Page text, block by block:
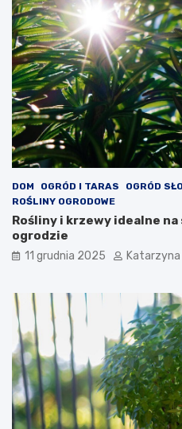
i
e
s
z
c
z
e
n
i
a
c
h
y
,
k
t
ó
r
e
w
a
r
t
o
s
p
o
ż
w
ć
DOM OGRÓD I TARAS OGRÓD
ROŚLINY OGRODOWE
Rośliny i krzewy idealne na
ogrodzie
11 grudnia 2025 Katarzyna